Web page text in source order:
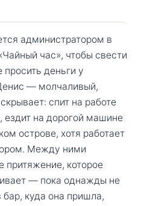
администратором в
час», чтобы свести
деньги у
— молчаливый,
спит на работе
ездит на дорогой машине
острове, хотя работает
Между ними
притяжение, которое
— пока однажды не
бар, куда она пришла,